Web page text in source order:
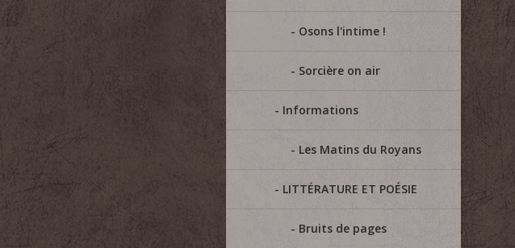
Osons l'intime !
Sorcière on air
Informations
Les Matins du Royans
LITTÉRATURE ET POÉSIE
Bruits de pages